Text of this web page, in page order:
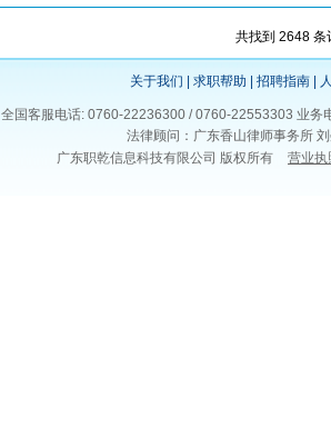
共找到 2648
关于我们 求职帮助 招聘指南
全国客服电话: 0760-22236300 / 0760-22553303 业
法律顾问：广东香山律师事务所
广东职乾信息科技有限公司 版权所有
营业执